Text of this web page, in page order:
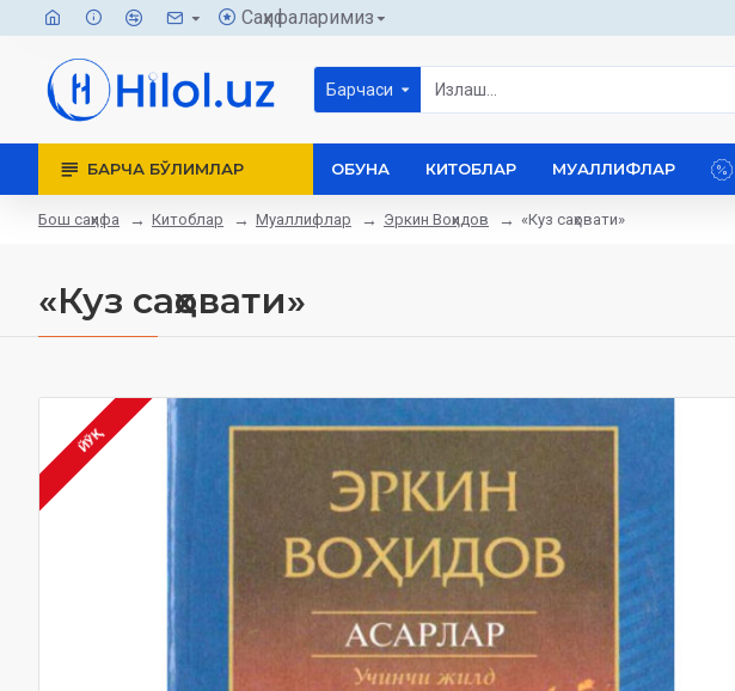
Саҳифаларимиз
Барчаси
БАРЧА БЎЛИМЛАР ОБУНА КИТОБЛАР МУАЛЛИФЛАР
Бош саҳифа Китоблар Муаллифлар Эркин Воҳидов «Куз саҳовати»
«Куз саҳовати»
ЙЎҚ